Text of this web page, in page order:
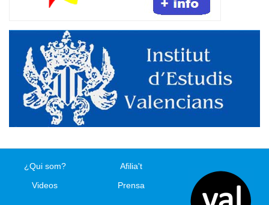
¿Qui som?
Videos
Afilia't
Prensa